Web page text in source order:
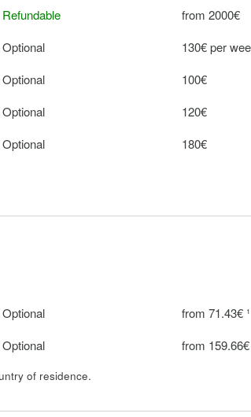
Refundable
from 2000€
Optional
130€ per
Optional
100€
Optional
120€
Optional 180€
Optional 250€ per
Optional
from 71.43€ ¹
Optional from 159.66€
of residence.